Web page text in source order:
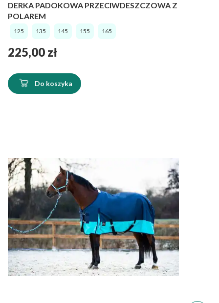
DERKA PADOKOWA PRZECIWDESZCZOWA Z
POLAREM
125 135 145 155 165
Cena
225,00 zł
Do koszyka